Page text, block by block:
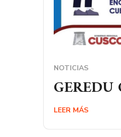
NOTICIAS
GEREDU
LEER MÁS